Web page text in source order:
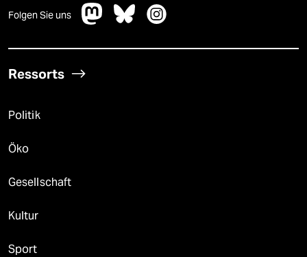
Folgen Sie uns
Ressorts
Politik
Öko
Gesellschaft
Kultur
Sport